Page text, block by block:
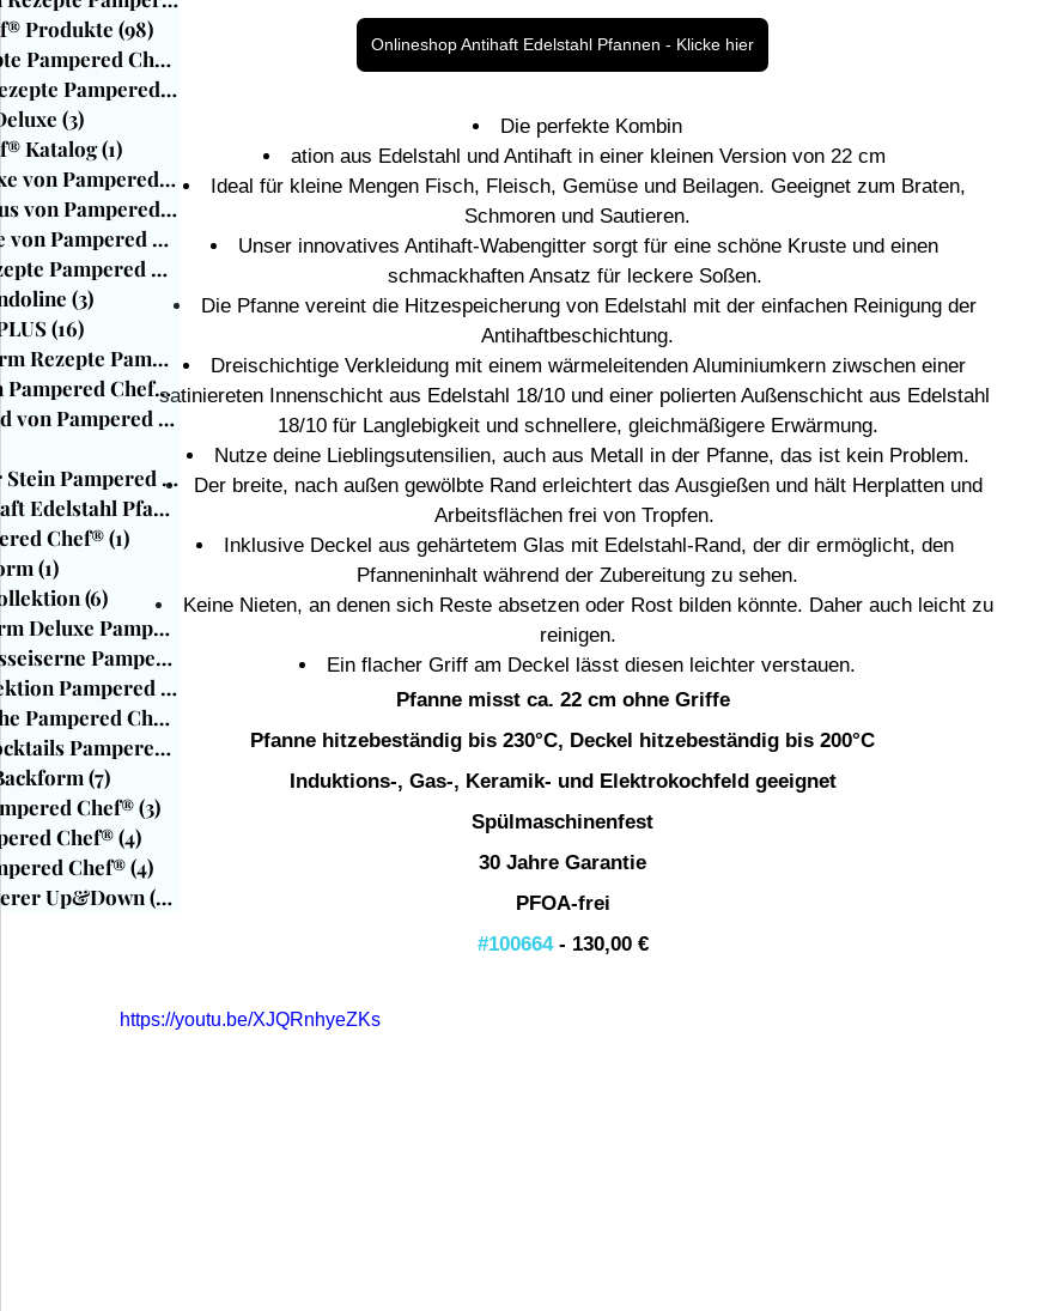
Blender Deluxe von Pampered Chef
Onlineshop Antihaft Edelstahl Pfannen - Klicke hier
Die perfekte Kombin
ation aus Edelstahl und Antihaft in einer kleinen Version von 22 cm
Ideal für kleine Mengen Fisch, Fleisch, Gemüse und Beilagen. Geeignet zum Braten,
Schmoren und Sautieren.
Unser innovatives Antihaft-Wabengitter sorgt für eine schöne Kruste und einen
schmackhaften Ansatz für leckere Soßen.
Die Pfanne vereint die Hitzespeicherung von Edelstahl mit der einfachen Reinigung der
Antihaftbeschichtung.
Dreischichtige Verkleidung mit einem wärmeleitenden Aluminiumkern ziwschen einer
satiniereten Innenschicht aus Edelstahl 18/10 und einer polierten Außenschicht aus Edelstahl
18/10 für Langlebigkeit und schnellere, gleichmäßigere Erwärmung.
Nutze deine Lieblingsutensilien, auch aus Metall in der Pfanne, das ist kein Problem.
Der breite, nach außen gewölbte Rand erleichtert das Ausgießen und hält Herplatten und
Arbeitsflächen frei von Tropfen.
Inklusive Deckel aus gehärtetem Glas mit Edelstahl-Rand, der dir ermöglicht, den
Pfanneninhalt während der Zubereitung zu sehen.
Keine Nieten, an denen sich Reste absetzen oder Rost bilden könnte. Daher auch leicht zu
reinigen.
Ein flacher Griff am Deckel lässt diesen leichter verstauen.
Pfanne misst ca. 22 cm ohne Griffe
Pfanne hitzebeständig bis 230°C, Deckel hitzebeständig bis 200°C
Induktions-, Gas-, Keramik- und Elektrokochfeld geeignet
Spülmaschinenfest
30 Jahre Garantie
PFOA-frei
#100664 - 130,00 €
https://youtu.be/XJQRnhyeZKs
Produkte (98)
Beilagen Rezepte Pampered Chef®
Ofenmeister Rezepte Pampered Chef®
(3)
Katalog(1)
Air Fryer Deluxe von Pampered Chef
(38)38 Beiträge
Zauberstein Plus von Pampered Chef
Blender Deluxe von Pampered Chef
(19)
19 Beiträge
Ofenhexe® Rezepte Pampered Chef
(3) 3 Beiträge
(16)
Mini-Kastenform Rezepte Pampered Ch
(7)7 Beiträge
Kranzform von Pampered Chef®(15)15 Beiträge
Stoneware rund von Pampered Chef®
13 Beiträge
Großer runder Stein Pampered Chef®
(26)26 Beiträge
Sauteuse Antihaft Edelstahl Pfanne
Chef®(1) 1 Beitrag
(1)
(6) 6 Beiträge
Mini-Muffinform Deluxe PamperedChef
Emaillierte Gusseiserne Pamperedche
4 Beiträge
Brilliance Kollektion Pampered Chef
Modulare Bleche Pampered Chef®
Getränke & Cocktails Pampered Chef
1 Beitrag
(7)
Chef®(3)
Chef®(4)
Chef®(4)
Up&Down(28)